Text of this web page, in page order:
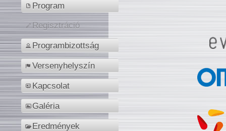
Program
Regisztráció
Programbizottság
Versenyhelyszín
Kapcsolat
Galéria
Eredmények